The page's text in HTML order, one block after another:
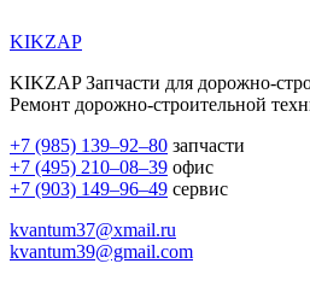
KIKZAP
KIKZAP Запчасти для дорожно-
Ремонт дорожно-строительной
+7 (985) 139–92–80 запчасти
+7 (495) 210–08–39 офис
+7 (903) 149–96–49 сервис
kvantum37@xmail.ru
kvantum39@gmail.com